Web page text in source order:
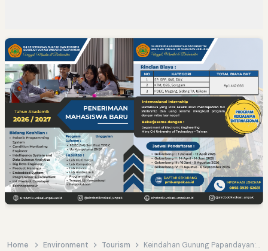
Home Environment Tourism Keindahan Gunung Papandayan: Destinasi Ramah untuk Pendaki Pemula, Tapi Pendaki Masih Buang Sampah Sembarangan